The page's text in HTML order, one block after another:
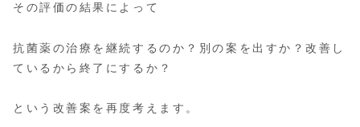
その評価の結果によって
抗菌薬の治療を継続するのか？別の案を出すか？改善し
ているから終了にするか？
という改善案を再度考えます。